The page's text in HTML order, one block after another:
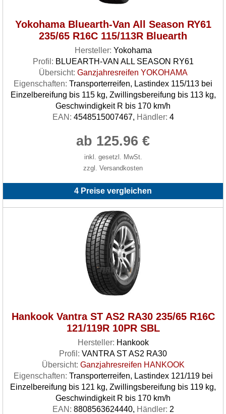
Yokohama Bluearth-Van All Season RY61
235/65 R16C 115/113R Bluearth
Hersteller: Yokohama
Profil: BLUEARTH-VAN ALL SEASON RY61
Übersicht: Ganzjahresreifen YOKOHAMA
Eigenschaften: Transporterreifen, Lastindex 115/113 bei
Einzelbereifung bis 115 kg, Zwillingsbereifung bis 113 kg,
Geschwindigkeit R bis 170 km/h
EAN: 4548515007467, Händler: 4
ab 125.96 €
inkl. gesetzl. MwSt.
zzgl. Versandkosten
4 Preise vergleichen
Hankook Vantra ST AS2 RA30 235/65 R16C
121/119R 10PR SBL
Hersteller: Hankook
Profil: VANTRA ST AS2 RA30
Übersicht: Ganzjahresreifen HANKOOK
Eigenschaften: Transporterreifen, Lastindex 121/119 bei
Einzelbereifung bis 121 kg, Zwillingsbereifung bis 119 kg,
Geschwindigkeit R bis 170 km/h
EAN: 8808563624440, Händler: 2